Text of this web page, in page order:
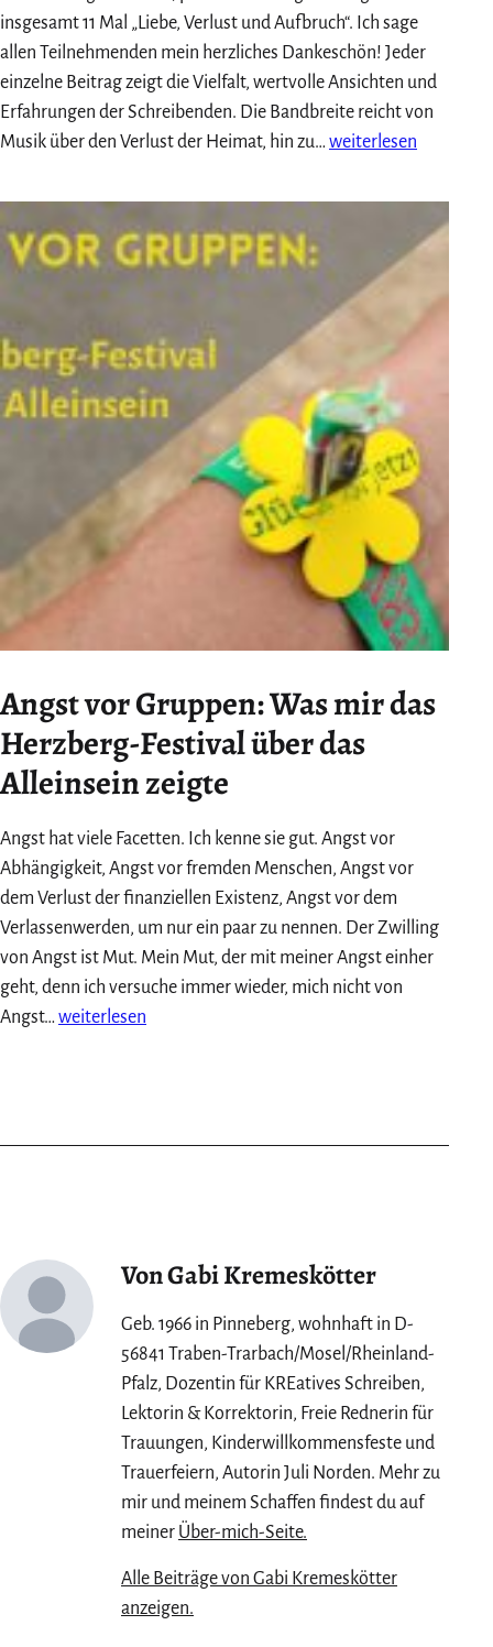
insgesamt 11 Mal „Liebe, Verlust und Aufbruch“. Ich sage
allen Teilnehmenden mein herzliches Dankeschön! Jeder
einzelne Beitrag zeigt die Vielfalt, wertvolle Ansichten und
Erfahrungen der Schreibenden. Die Bandbreite reicht von
Musik über den Verlust der Heimat, hin zu… Das
meine
10+1
mal
weiterlesen
Angst vor Gruppen: Was mir das
Herzberg-Festival über das
Alleinsein zeigte
Angst hat viele Facetten. Ich kenne sie gut. Angst vor
Abhängigkeit, Angst vor fremden Menschen, Angst vor
dem Verlust der finanziellen Existenz, Angst vor dem
Verlassenwerden, um nur ein paar zu nennen. Der Zwilling
von Angst ist Mut. Mein Mut, der mit meiner Angst einher
geht, denn ich versuche immer wieder, mich nicht von
Angst… Angst
das
Alleinsein
zeigte
weiterlesen
Von Gabi Kremeskötter
Geb. 1966 in Pinneberg, wohnhaft in D-
56841 Traben-Trarbach/Mosel/Rheinland-
Pfalz, Dozentin für KREatives Schreiben,
Lektorin & Korrektorin, Freie Rednerin für
Trauungen, Kinderwillkommensfeste und
Trauerfeiern, Autorin Juli Norden. Mehr zu
mir und meinem Schaffen findest du auf
meiner Über-mich-Seite.
Alle Beiträge von Gabi Kremeskötter
anzeigen.